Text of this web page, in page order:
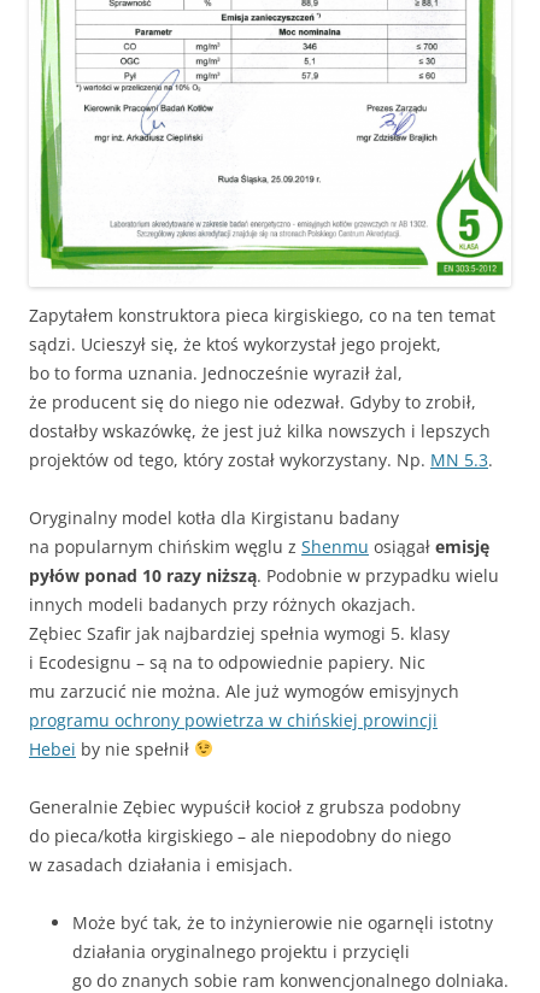
Zapytałem konstruktora pieca kirgiskiego, co na ten temat
sądzi. Ucieszył się, że ktoś wykorzystał jego projekt,
bo to forma uznania. Jednocześnie wyraził żal,
że producent się do niego nie odezwał. Gdyby to zrobił,
dostałby wskazówkę, że jest już kilka nowszych i lepszych
projektów od tego, który został wykorzystany. Np. MN 5.3.
Oryginalny model kotła dla Kirgistanu badany
na popularnym chińskim węglu z Shenmu osiągał emisję
pyłów ponad 10 razy niższą. Podobnie w przypadku wielu
innych modeli badanych przy różnych okazjach.
Zębiec Szafir jak najbardziej spełnia wymogi 5. klasy
i Ecodesignu – są na to odpowiednie papiery. Nic
mu zarzucić nie można. Ale już wymogów emisyjnych
programu ochrony powietrza w chińskiej prowincji
Hebei by nie spełnił
Generalnie Zębiec wypuścił kocioł z grubsza podobny
do pieca/kotła kirgiskiego – ale niepodobny do niego
w zasadach działania i emisjach.
Może być tak, że to inżynierowie nie ogarnęli istotny
działania oryginalnego projektu i przycięli
go do znanych sobie ram konwencjonalnego dolniaka.